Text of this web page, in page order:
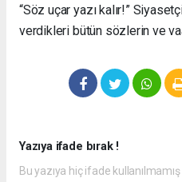
“Söz uçar yazı kalır!”
verdikleri bütün sözlerin ve
Yazıya ifade bırak !
Bu yazıya hiç ifade